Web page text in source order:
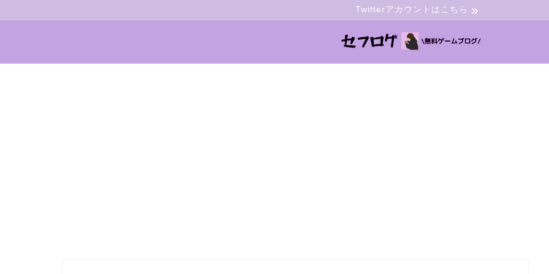
Twitterアカウントはこちら